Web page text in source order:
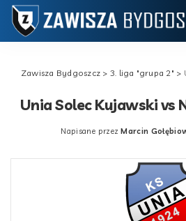
Zawisza Bydgoszcz > 3. liga "grupa 2" >
Unia Solec Kujawski vs
Posted
Napisane przez Marcin